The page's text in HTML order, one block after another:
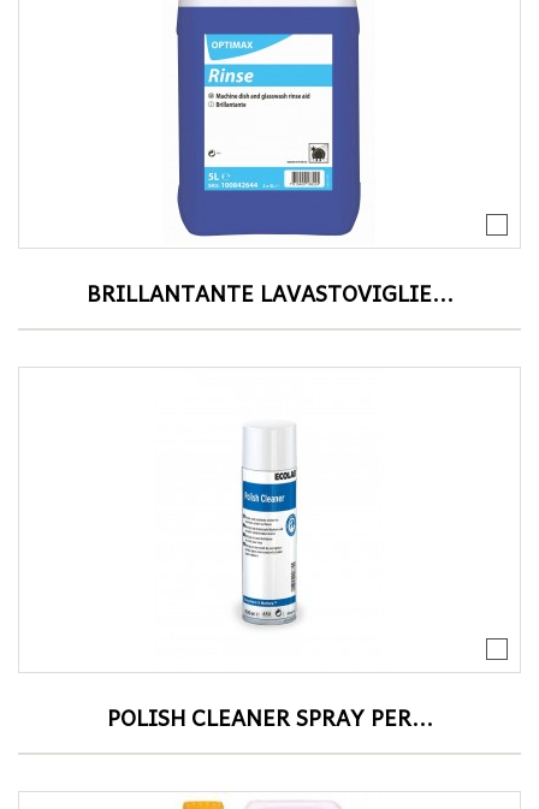
BRILLANTANTE LAVASTOVIGLIE...
POLISH CLEANER SPRAY PER...